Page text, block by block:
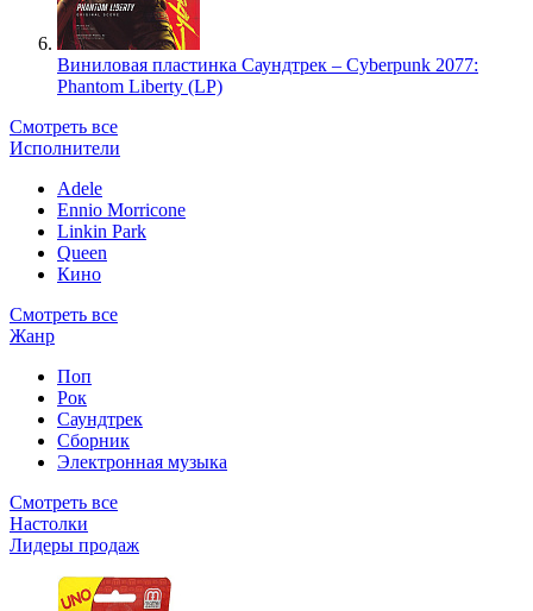
Виниловая пластинка Саундтрек – Cyberpunk 2077:
Phantom Liberty (LP)
Смотреть все
Исполнители
Adele
Ennio Morricone
Linkin Park
Queen
Кино
Смотреть все
Жанр
Поп
Рок
Саундтрек
Сборник
Электронная музыка
Смотреть все
Настолки
Лидеры продаж